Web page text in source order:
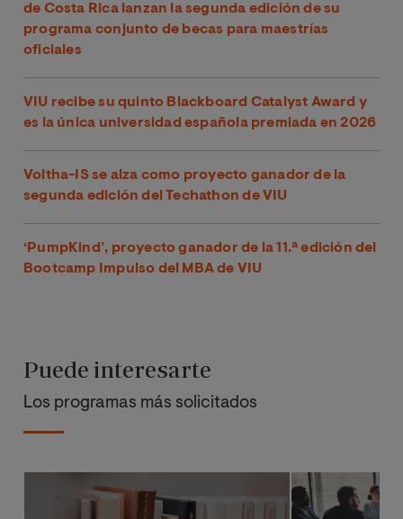
de Costa Rica lanzan la segunda edición de su
programa conjunto de becas para maestrías
oficiales
VIU recibe su quinto Blackboard Catalyst Award y
es la única universidad española premiada en 2026
Voltha-IS se alza como proyecto ganador de la
segunda edición del Techathon de VIU
‘PumpKind’, proyecto ganador de la 11.ª edición del
Bootcamp Impulso del MBA de VIU
Puede interesarte
Los programas más solicitados